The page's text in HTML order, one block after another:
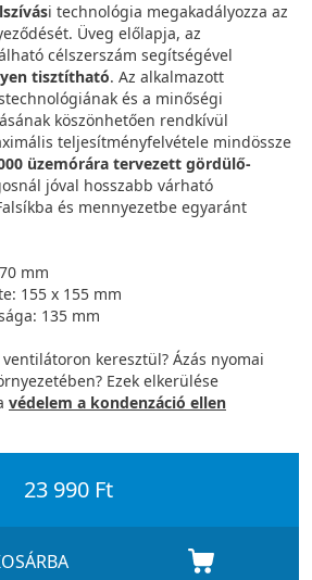
i technológia megakadályozza az
Üveg előlapja, az
célszerszám segítségével
tisztítható. Az alkalmazott
és a minőségi
köszönhetően rendkívül
teljesítményfelvétele mindössze
üzemórára tervezett gördülő-
jóval hosszabb várható
és mennyezetbe egyaránt
mm
155 x 155 mm
135 mm
keresztül? Ázás nyomai
Ezek elkerülése
védelem a kondenzáció ellen
23 990 Ft